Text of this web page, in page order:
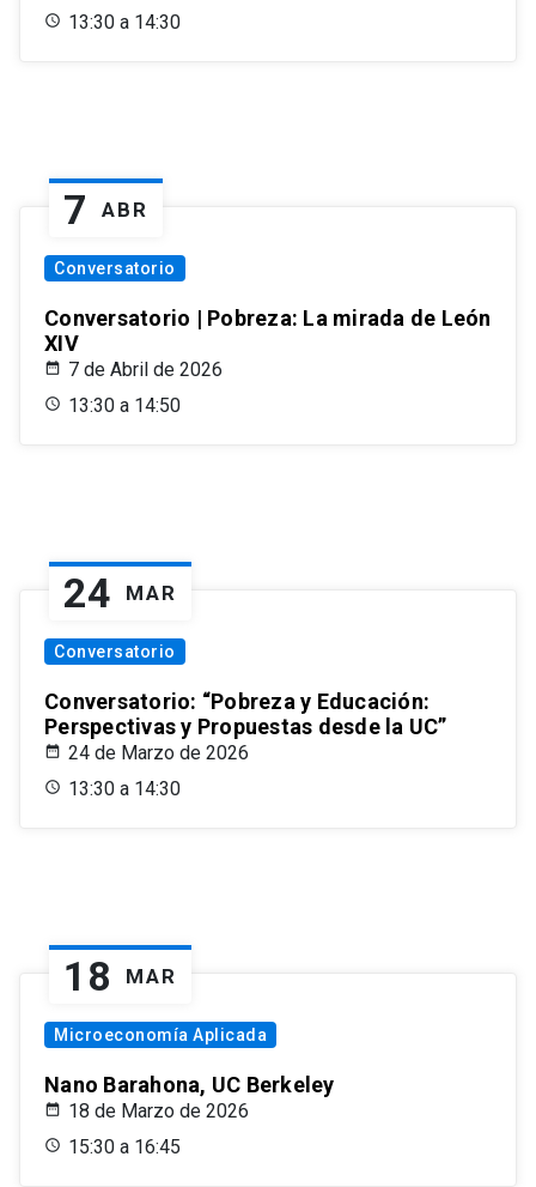
13:30 a 14:30
7 ABR
Conversatorio
Conversatorio | Pobreza: La mirada de León
XIV
7 de Abril de 2026
13:30 a 14:50
24 MAR
Conversatorio
Conversatorio: “Pobreza y Educación:
Perspectivas y Propuestas desde la UC”
24 de Marzo de 2026
13:30 a 14:30
18 MAR
Microeconomía Aplicada
Nano Barahona, UC Berkeley
18 de Marzo de 2026
15:30 a 16:45